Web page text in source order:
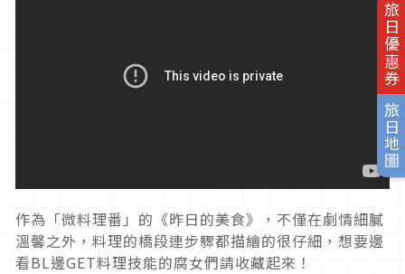
旅日優惠券
旅日地圖
作為「微料理番」的《昨日的美食》，不僅在劇情細膩
溫馨之外，料理的橋段連步驟都描繪的很仔細，想要邊
看BL邊GET料理技能的腐女們請收藏起來！